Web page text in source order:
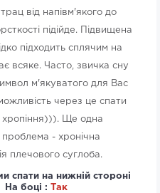
від напівм'якого до
підійде. Підвищена
підходить сплячим на
всяке. Часто, звичка сну
м'якуватого для Вас
через це спати
хропіння))). Ще одна
проблема - хронічна
плечового суглоба.
спати на нижній стороні
На боці :
Так